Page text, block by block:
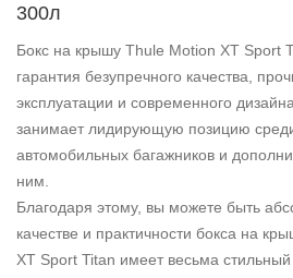
300л
Бокс на крышу Thule Motion XT Sport
гарантия безупречного качества,
эксплуатации и современного
занимает лидирующую позицию
автомобильных багажников и
ним.
Благодаря этому, вы можете быть
качестве и практичности бокса на
XT Sport Titan имеет весьма